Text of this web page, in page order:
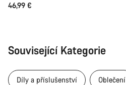
46,99 €
Související Kategorie
Díly a příslušenství Oblečení